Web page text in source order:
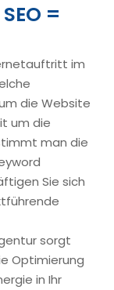
=
im
die Website
um die
man die
Sie sich
sorgt
Optimierung
in Ihr